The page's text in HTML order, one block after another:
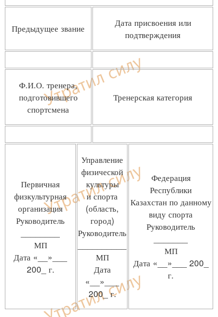
Предыдущее звание
Дата присвоения или
подтверждения
Ф.И.О. тренера,
подготовившего
спортсмена
Тренерская категория
Первичная
физкультурная
организация
Руководитель
МП
Дата «__»___
200_ г.
Управление
физической
культуры
и спорта
(область,
город)
Руководитель
МП
Дата
«__»___
200_ г.
Федерация
Республики
Казахстан по данному
виду спорта
Руководитель
МП
Дата «__»___ 200_
г.